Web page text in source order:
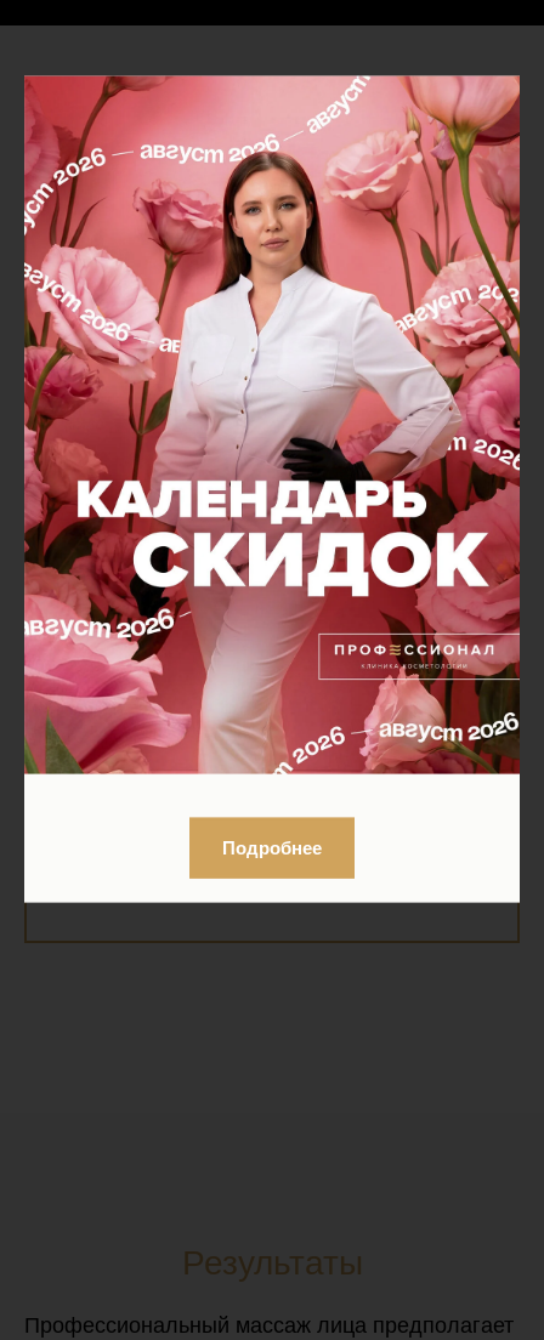
Преимущества
профессионального
массажа лица
доступность и быстрота процедур
улучшает цвет кожи
стимулирует приток крови,
поступление кислорода и
питательных веществ
омолаживает, устраняет морщины
снимает отечность и уменьшает
обвислости
«приподнимает» овал
укрепляет сосуды области лица, шеи
и декольте
уменьшает жировые отложения
недостатков
Результаты
Профессиональный массаж лица предполагает
Подробнее